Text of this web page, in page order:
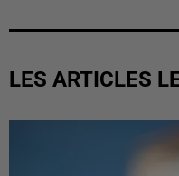
LES ARTICLES